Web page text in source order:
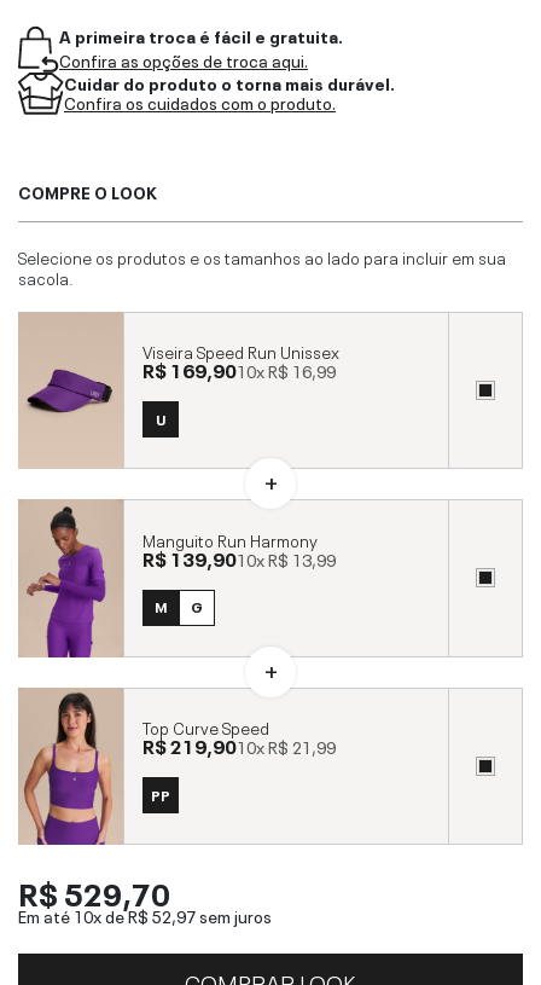
A primeira troca é fácil e gratuita.
Confira as opções de troca aqui.
Cuidar do produto o torna mais durável.
Confira os cuidados com o produto.
COMPRE O LOOK
Selecione os produtos e os tamanhos ao lado para incluir em sua
sacola.
Viseira Speed Run Unissex
R$ 169,9010xR$ 16,99
U
Manguito Run Harmony
R$ 139,9010xR$ 13,99
M G
Top Curve Speed
R$ 219,9010xR$ 21,99
PP
R$ 529,70
Em até 10x deR$ 52,97sem juros